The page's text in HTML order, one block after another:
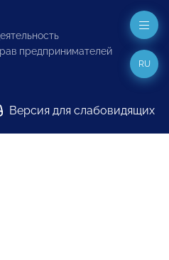
предпринимателей
Версия для слабовидящих
RU